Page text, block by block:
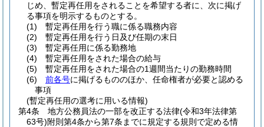
じめ、暫定再任用をされることを希望する者に、次に掲げ
る事項を明示するものとする。
(1)
暫定再任用を行う職に係る職務内容
(2)
暫定再任用を行う日及び任期の末日
(3)
暫定再任用に係る勤務地
(4)
暫定再任用をされた場合の給与
(5)
暫定再任用をされた場合の1週間当たりの勤務時間
(6)
前各号に掲げるもののほか、任命権者が必要と認める
事項
(暫定再任用の選考に用いる情報)
第4条
地方公務員法の一部を改正する法律(令和3年法律第
63号)附則第4条から第7条までに規定する規則で定める情